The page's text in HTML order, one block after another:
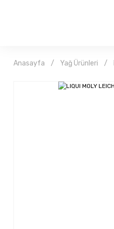
Anasayfa Yağ Ürünleri